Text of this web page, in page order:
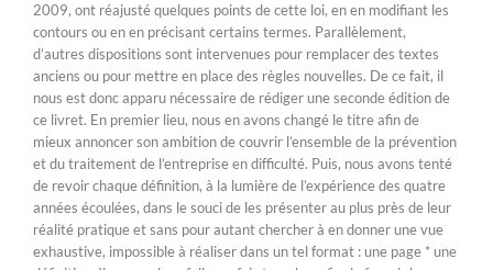
2009, ont réajusté quelques points de cette loi, en en modifiant les
contours ou en en précisant certains termes. Parallèlement,
d’autres dispositions sont intervenues pour remplacer des textes
anciens ou pour mettre en place des règles nouvelles. De ce fait, il
nous est donc apparu nécessaire de rédiger une seconde édition de
ce livret. En premier lieu, nous en avons changé le titre afin de
mieux annoncer son ambition de couvrir l’ensemble de la prévention
et du traitement de l’entreprise en difficulté. Puis, nous avons tenté
de revoir chaque définition, à la lumière de l’expérience des quatre
années écoulées, dans le souci de les présenter au plus près de leur
réalité pratique et sans pour autant chercher à en donner une vue
exhaustive, impossible à réaliser dans un tel format : une page * une